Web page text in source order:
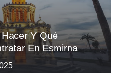
Y Qué
En Esmirna